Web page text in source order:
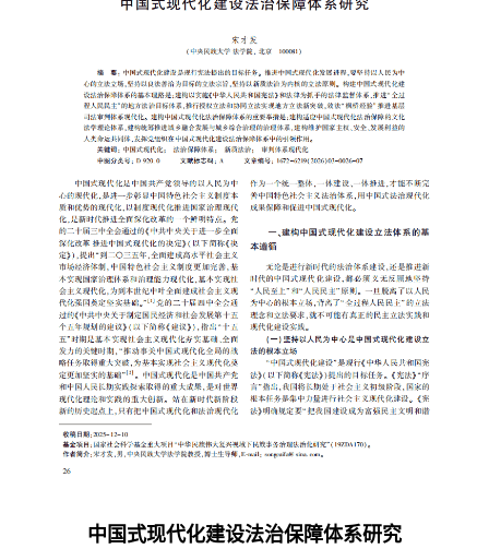
中国式现代化建设法治保障体系研究